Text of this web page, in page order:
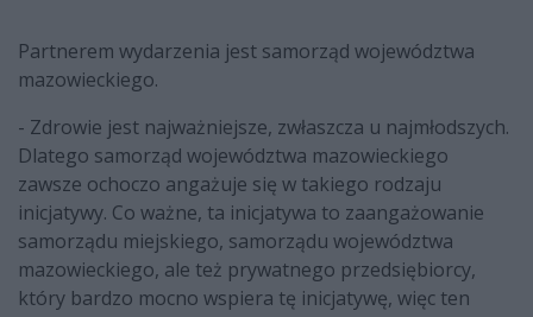
Partnerem wydarzenia jest samorząd województwa
mazowieckiego.
- Zdrowie jest najważniejsze, zwłaszcza u najmłodszych.
Dlatego samorząd województwa mazowieckiego
zawsze ochoczo angażuje się w takiego rodzaju
inicjatywy. Co ważne, ta inicjatywa to zaangażowanie
samorządu miejskiego, samorządu województwa
mazowieckiego, ale też prywatnego przedsiębiorcy,
który bardzo mocno wspiera tę inicjatywę, więc ten